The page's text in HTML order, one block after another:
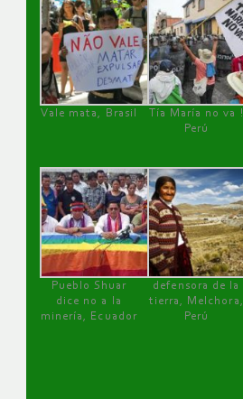
Vale mata, Brasil
Tía María no va !
Perú
Pueblo Shuar
dice no a la
minería, Ecuador
defensora de la
tierra, Melchora,
Perú